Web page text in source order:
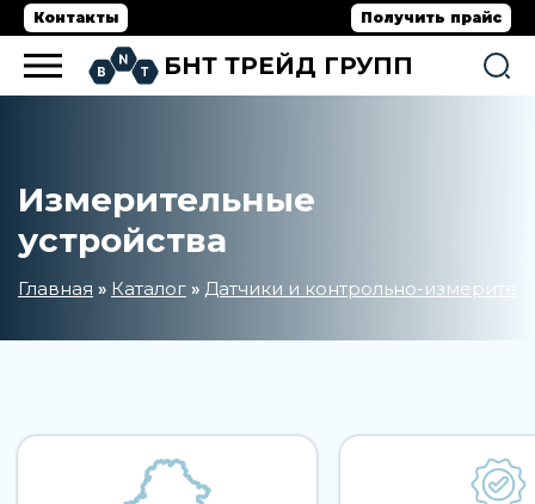
Контакты Получить прайс
БНТ ТРЕЙД ГРУПП
Измерительные
устройства
Главная » Каталог » Датчики и контрольно-